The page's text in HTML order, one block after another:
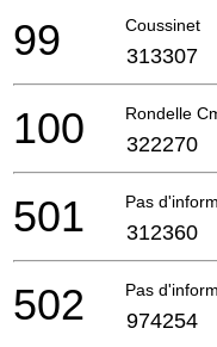
Coussinet
99 313307
Rondelle
100 322270
Pas
501 312360
Pas
502 974254